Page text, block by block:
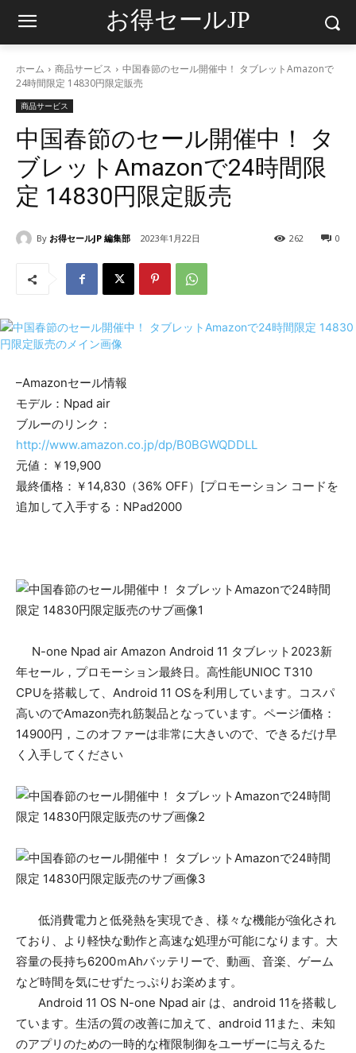
お得セールJP
ホーム 商品サービス
中国春節のセール開催中！ タブレットAmazonで
24時間限定 14830円限定販売
商品サービス
中国春節のセール開催中！ タ
ブレットAmazonで24時間限
定 14830円限定販売
By お得セールJP 編集部 2023年1月22日 0
262
–Amazonセール情報
モデル：Npad air
ブルーのリンク：
http://www.amazon.co.jp/dp/B0BGWQDDLL
元値：￥19,900
最終価格：￥14,830（36% OFF）[プロモーション コードを
追加して入手する：NPad2000
N-one Npad air Amazon Android 11 タブレット2023新
年セール，プロモーション最終日。高性能UNIOC T310
CPUを搭載して、Android 11 OSを利用しています。コスパ
高いのでAmazon売れ筋製品となっています。ページ価格：
14900円，このオファーは非常に大きいので、できるだけ早
く入手してください
低消費電力と低発熱を実現でき、様々な機能が強化され
ており、より軽快な動作と高速な処理が可能になります。大
容量の長持ち6200ｍAhバッテリーで、動画、音楽、ゲーム
など時間を気にせずたっぷりお楽めます。
Android 11 OS N-one Npad air は、android 11を搭載し
ています。生活の質の改善に加えて、android 11また、未知
のアプリのための一時的な権限制御をユーザーに与えるた